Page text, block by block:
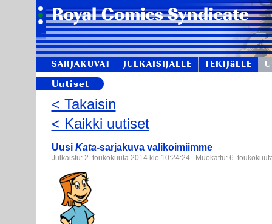
SARJAKUVAT JULKAISIJALLE TEKIJäLLE
Uutiset
< Takaisin
< Kaikki uutiset
Uusi Kata-sarjakuva valikoimiimme
Julkaistu: 2. toukokuuta 2014 klo 10:24:24 Muokattu: 6.